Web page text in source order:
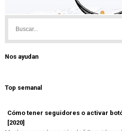
Nos ayudan
Top semanal
Cómo tener seguidores o activar
[2020]